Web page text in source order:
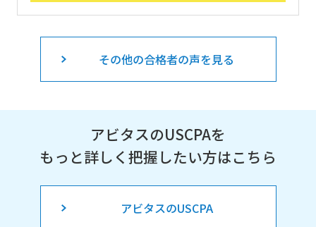
その他の合格者の声を見る
アビタスのUSCPAを
もっと詳しく把握したい方はこちら
アビタスのUSCPA